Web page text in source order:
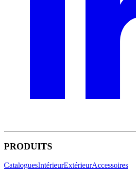
PRODUITS
CataloguesIntérieurExtérieurAccessoires